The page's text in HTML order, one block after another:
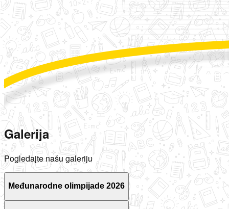
Galerija
Pogledajte našu galeriju
Međunarodne olimpijade 2026